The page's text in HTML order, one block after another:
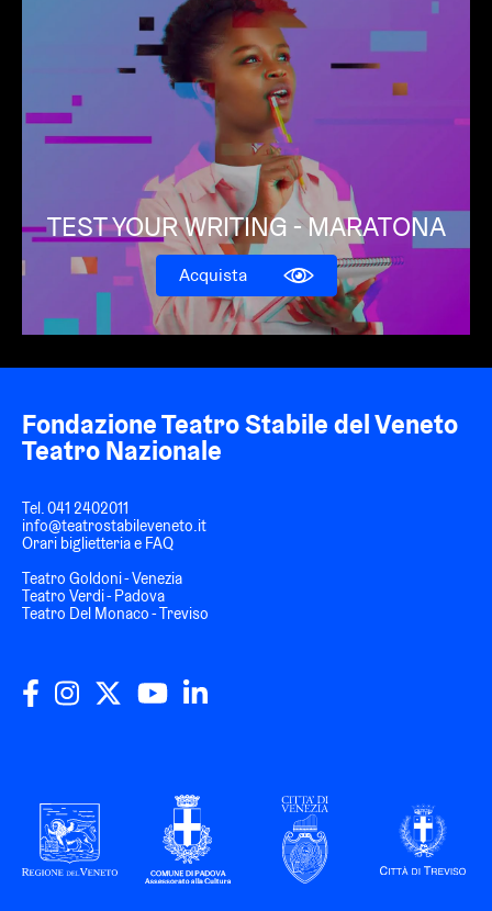
TEST YOUR WRITING - MARATONA
Acquista
Fondazione Teatro Stabile del Veneto
Teatro Nazionale
Tel.041 2402011
info@teatrostabileveneto.it
Orari biglietteria e FAQ
Teatro Goldoni - Venezia
Teatro Verdi - Padova
Teatro Del Monaco - Treviso